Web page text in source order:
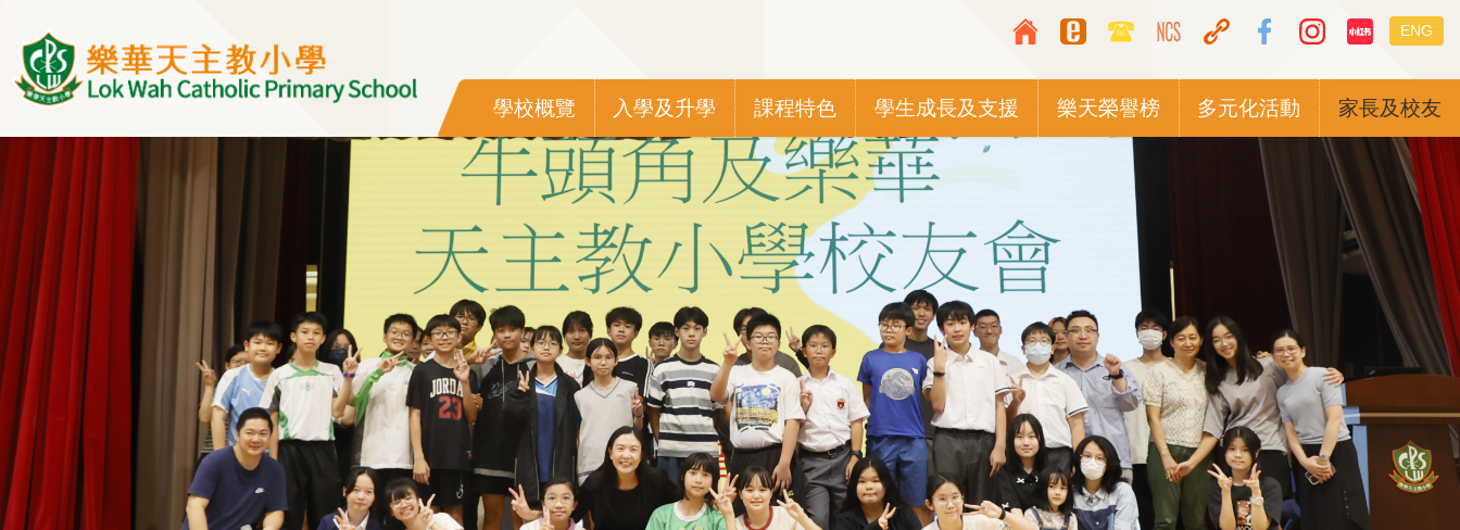
Top
Media
Icon
Button
switcher
ENG
Main
navigation
學校概覽 入學及升學 課程特色 學生成長及支援 樂天榮譽榜 多元化活動 家長及校友